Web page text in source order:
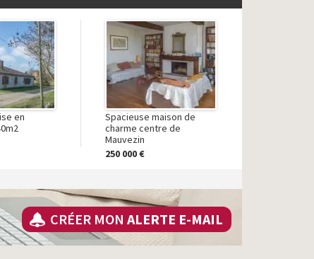
en
Spacieuse maison de
charme centre de
Mauvezin
250 000 €
CRÉER MON ALERTE E-MAIL